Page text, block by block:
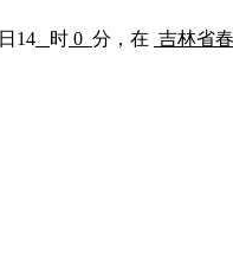
日 14 时 0 分， 在 吉林省